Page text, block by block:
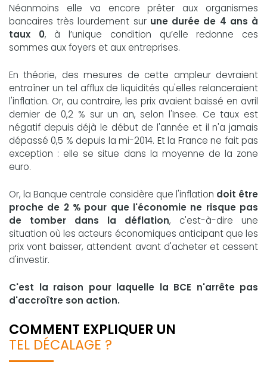
Néanmoins elle va encore prêter aux organismes
bancaires très lourdement surune durée de 4 ans à
taux 0, à l’unique condition qu’elle redonne ces
sommes aux foyers et aux entreprises.
En théorie, des mesures de cette ampleur devraient
entraîner un tel afflux de liquidités qu'elles relanceraient
l'inflation. Or, au contraire, les prix avaient baissé en avril
dernier de 0,2 % sur un an, selon l'Insee. Ce taux est
négatif depuis déjà le début de l'année et il n'a jamais
dépassé 0,5 % depuis la mi-2014. Et la France ne fait pas
exception : elle se situe dans la moyenne de la zone
euro.
Or, la Banque centrale considère que l'inflation doit être
proche de 2 % pour que l'économie ne risque pas
de tomber dans la déflation, c'est-à-dire une
situation où les acteurs économiques anticipant que les
prix vont baisser, attendent avant d'acheter et cessent
d'investir.
C'est la raison pour laquelle la BCE n'arrête pas
d'accroître son action.
COMMENT EXPLIQUER UN
TEL DÉCALAGE ?